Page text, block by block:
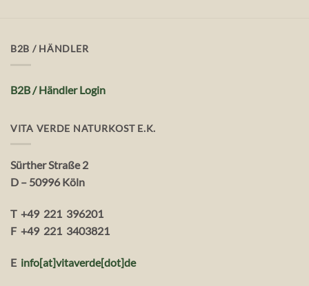
B2B / HÄNDLER
B2B / Händler Login
VITA VERDE NATURKOST E.K.
Sürther Straße 2
D – 50996 Köln
T +49 221 396201
F +49 221 3403821
E info[at]vitaverde[dot]de